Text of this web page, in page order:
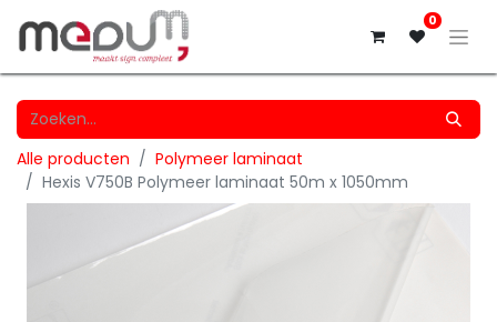
0
Alle producten
Polymeer laminaat
Hexis V750B Polymeer laminaat 50m x 1050mm